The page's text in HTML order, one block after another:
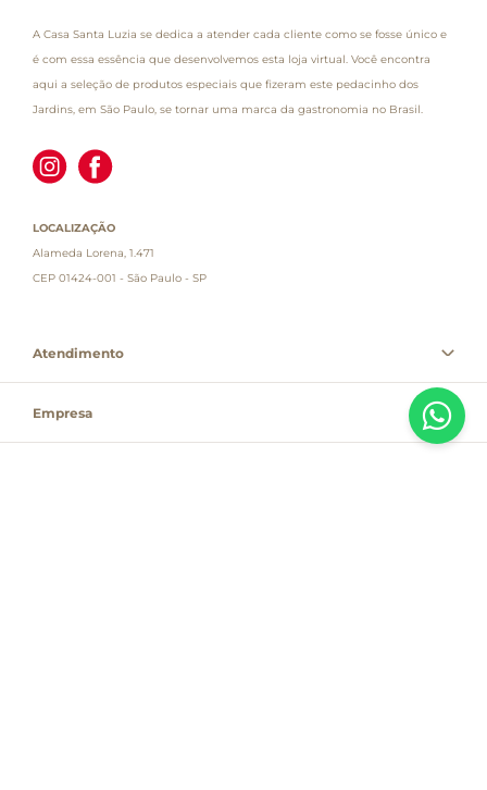
A Casa Santa Luzia se dedica a atender cada cliente como se fosse único e
é com essa essência que desenvolvemos esta loja virtual. Você encontra
aqui a seleção de produtos especiais que fizeram este pedacinho dos
Jardins, em São Paulo, se tornar uma marca da gastronomia no Brasil.
LOCALIZAÇÃO
Alameda Lorena, 1.471
CEP 01424-001 - São Paulo - SP
Atendimento
Empresa